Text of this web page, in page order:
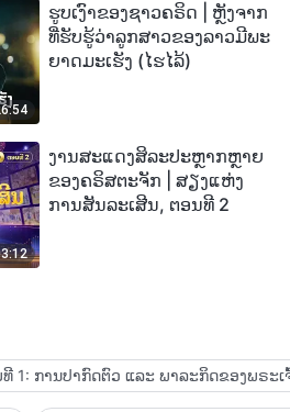
ຮູບເງົາຂອງຊາວຄຣິດ | ຫຼັງຈາກ
ທີ່ຮັບຮູ້ວ່າລູກສາວຂອງລາວມີພະ
ຍາດມະເຮັງ (ໄຮໄລ້)
ງານສະແດງສິລະປະຫຼາກຫຼາຍ
ຂອງຄຣິສຕະຈັກ | ສຽງແຫ່ງ
ການສັນລະເສີນ, ຕອນທີ 2
1: ການປາກົດຕົວ ແລະ ພາລະກິດຂອງພຣະເ